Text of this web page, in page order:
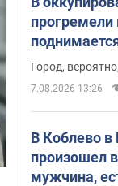
видео
Город,
7.08.2026 13:26
В Коблево в
произошел
мужчина,